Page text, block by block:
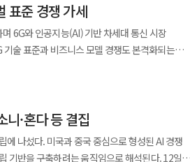
성전자 내부 연구조직의 역할을 정리하고,
야 한다. 삼성의 승부처는 ‘할 수 있는 기술’이
고 있다. LG의 무기는 로봇이
폼, 상업시설에서는 서빙·배송 로봇,
를 측정해 왔다. 취약계층 돌봄과 재난 대응,
적으로 발굴해 왔으며, 지난 2021년부터는 세부
후 상장 추진 과정에서 지배구조를 단순화할
)와 비교해 약 25배 높아진 규모다. 휴머노이드
자와 사업화 전략을 보다 빠르게 추진할 수 있다.
. 보스턴다이내믹스는 휴머노이드 로봇
장, 래리 핑크 블랙록 CEO 등과 만나 투자 유치와
기가 될 것"이라고 밝혔다.
표준 경쟁 가세
6G와 인공지능(AI) 기반 차세대 통신 시장
술 표준과 비즈니스 모델 경쟁도 본격화되는
축 경쟁이 통신사들의 주요 과제로 떠오르고
술과 결합되며 AI 기반 서비스와 산업용 네트워크
·혼다 등 결집
나섰다. 미국과 중국 중심으로 형성된 AI 경쟁
반을 구축하려는 움직임으로 해석된다. 12일